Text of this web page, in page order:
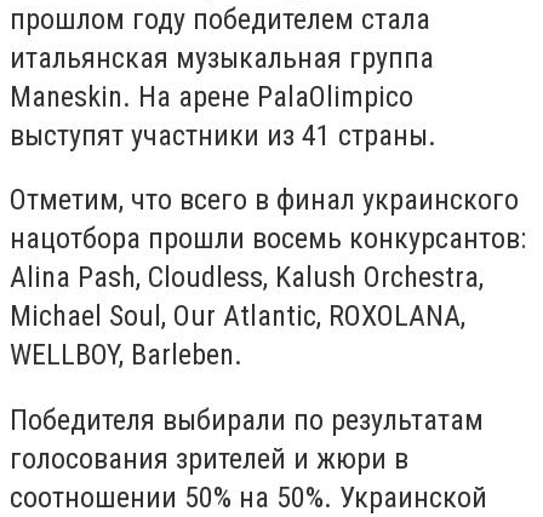
прошлом году победителем стала
итальянская музыкальная группа
Maneskin. На арене PalaOlimpico
выступят участники из 41 страны.
Отметим, что всего в финал украинского
нацотбора прошли восемь конкурсантов:
Alina Pash, Cloudless, Kalush Orchestra,
Michael Soul, Our Atlantic, ROXOLANA,
WELLBOY, Barleben.
Победителя выбирали по результатам
голосования зрителей и жюри в
соотношении 50% на 50%. Украинской